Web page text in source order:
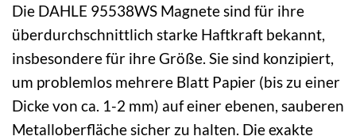
Die DAHLE 95538WS Magnete sind für ihre
überdurchschnittlich starke Haftkraft bekannt,
insbesondere für ihre Größe. Sie sind konzipiert,
um problemlos mehrere Blatt Papier (bis zu einer
Dicke von ca. 1-2 mm) auf einer ebenen, sauberen
Metalloberfläche sicher zu halten. Die exakte